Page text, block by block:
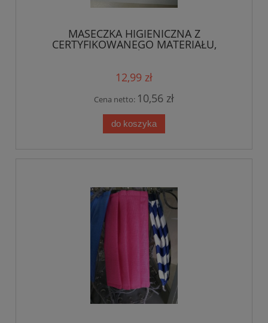
MASECZKA HIGIENICZNA Z
CERTYFIKOWANEGO MATERIAŁU,
WIELOKROTNEGO UŻYTKU , KIESZONKA
12,99 zł
Cena netto: 10,56 zł
do koszyka